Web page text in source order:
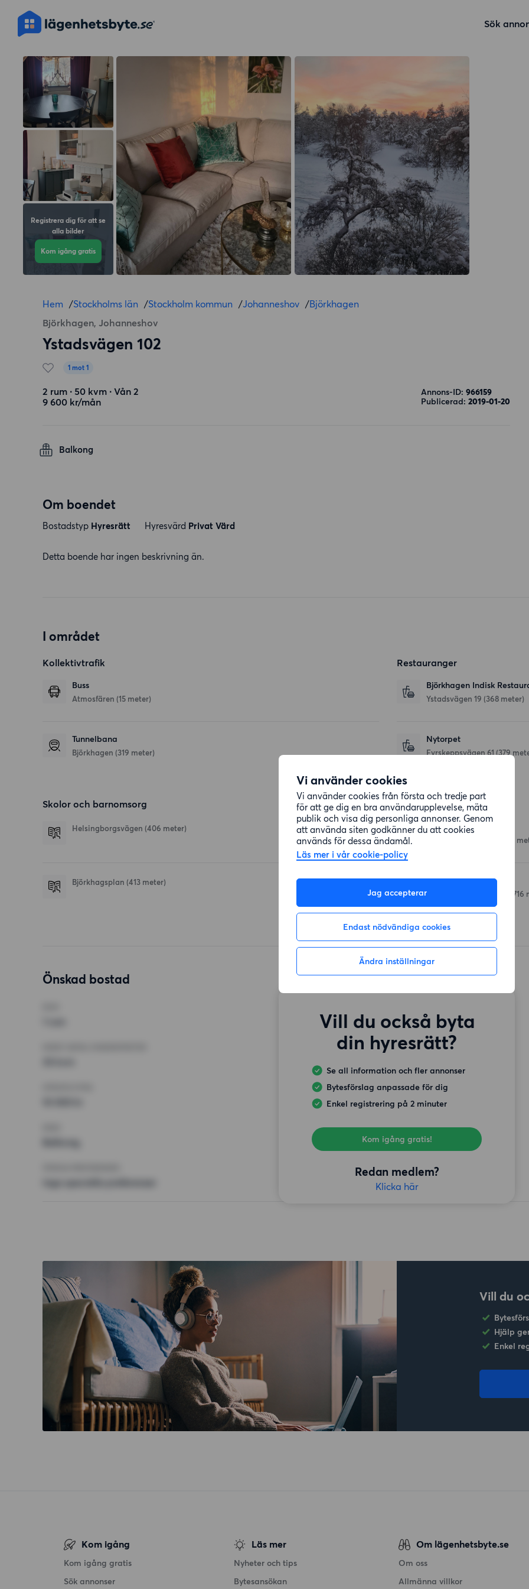
Vi använder cookies
Vi använder cookies från första och tredje part
för att ge dig en bra användarupplevelse, mäta
publik och visa dig personliga annonser. Genom
att använda siten godkänner du att cookies
används för dessa ändamål.
Läs mer i vår cookie-policy
Jag accepterar
Endast nödvändiga cookies
Ändra inställningar
Sök
Registrera dig för att se
alla bilder
Kom igång gratis
Hem /Stockholms län /Stockholm kommun /Johanneshov /Björkhagen
Björkhagen, Johanneshov
Ystadsvägen 102
1 mot 1
2 rum ∙ 50 kvm ∙ Vån 2
9 600 kr/mån
Annons-ID: 966159
Publicerad: 2019-01-20
Balkong
Om boendet
Bostadstyp Hyresrätt Hyresvärd Privat Värd
Detta boende har ingen beskrivning än.
I området
Kollektivtrafik
Buss
Atmosfären (15 meter)
Tunnelbana
Björkhagen (319 meter)
Restauranger
Björkhagen Indisk
Ystadsvägen 19 (368 meter)
Nytorpet
Fyrskeppsvägen 61 (379
Skolor och barnomsorg
Helsingborgsvägen (406 meter)
Björkhagsplan (413 meter)
Affärer
Coop Björkhagen
(386
Coop Finn Malmgren
Finn Malmgrens väg 11
Önskad bostad
Vill du också byta
din hyresrätt?
Se all information och fler annonser
Bytesförslag anpassade för dig
Enkel registrering på 2 minuter
Kom igång gratis!
Redan medlem?
Klicka här
Vill du
Hjälp
Enkel
Kom igång
Kom igång gratis
Sök annonser
Läs mer
Nyheter och tips
Bytesansökan
Om lägenhetsbyte.se
Om oss
Allmänna villkor